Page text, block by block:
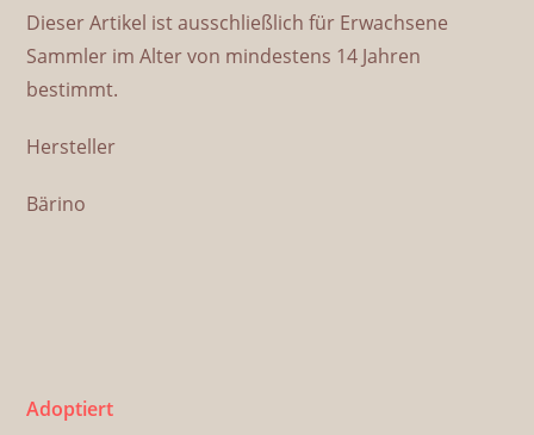
Dieser Artikel ist ausschließlich für Erwachsene
Sammler im Alter von mindestens 14 Jahren
bestimmt.
Hersteller
Bärino
Adoptiert